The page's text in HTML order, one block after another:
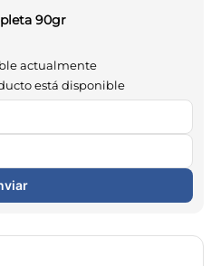
90gr
actualmente
está disponible